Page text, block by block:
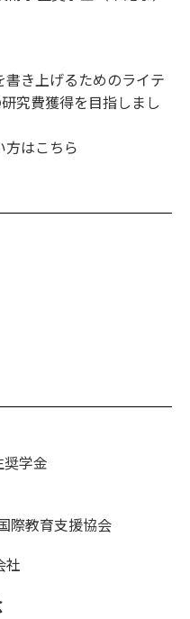
書き上げるためのライテ
究費獲得を目指しまし
方は こちら
学金
際教育支援協会
社